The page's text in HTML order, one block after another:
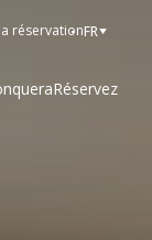
réservationFR
Réservez